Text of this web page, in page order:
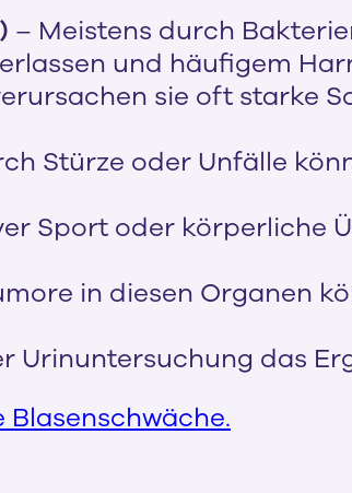
– Meistens durch
und häufigem
sie oft starke
Stürze oder Unfälle
Sport oder körperliche
in diesen Organen
Urinuntersuchung das